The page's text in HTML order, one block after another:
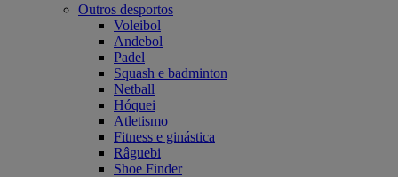
Outros desportos
Voleibol
Andebol
Padel
Squash e badminton
Netball
Hóquei
Atletismo
Fitness e ginástica
Râguebi
Shoe Finder